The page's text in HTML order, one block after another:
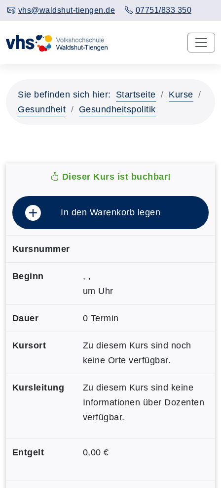
vhs@waldshut-tiengen.de 07751/833 350
Sie befinden sich hier: Startseite
Kurse
Gesundheit
Gesundheitspolitik
Dieser Kurs ist buchbar!
In den Warenkorb legen
Kursnummer
Beginn
, ,
um Uhr
Dauer 0 Termin
Kursort
Zu diesem Kurs sind noch
keine Orte verfügbar.
Kursleitung
Zu diesem Kurs sind keine
Informationen über Dozenten
verfügbar.
Entgelt 0,00 €